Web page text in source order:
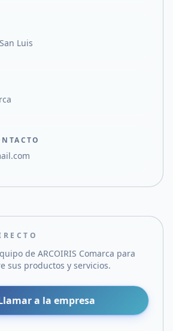
Luis
de ARCOIRIS Comarca para
sus productos y servicios.
a la empresa